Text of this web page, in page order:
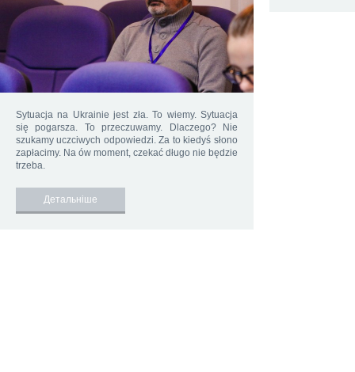
Sytuacja na Ukrainie jest zła. To wiemy. Sytuacja
się pogarsza. To przeczuwamy. Dlaczego? Nie
szukamy uczciwych odpowiedzi. Za to kiedyś słono
zapłacimy. Na ów moment, czekać długo nie będzie
trzeba.
Детальніше